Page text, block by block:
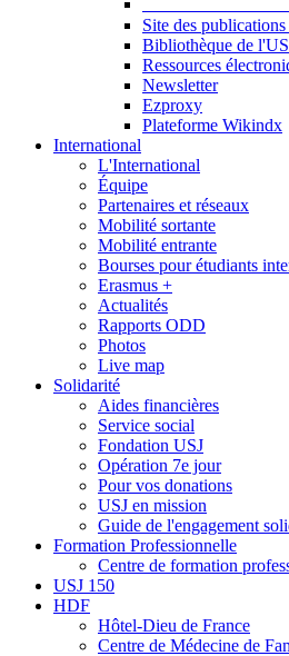
Site des
Bibliothèque de
Ressources
Newsletter
Ezproxy
Plateforme Wikindx
International
L'International
Équipe
Partenaires et réseaux
Mobilité sortante
Mobilité entrante
Bourses pour étudiants
Erasmus +
Actualités
Rapports ODD
Photos
Live map
Solidarité
Aides financières
Service social
Fondation USJ
Opération 7e jour
Pour vos donations
USJ en mission
Guide de l'engagement
Formation Professionnelle
Centre de formation
USJ 150
HDF
Hôtel-Dieu de France
Centre de Médecine de